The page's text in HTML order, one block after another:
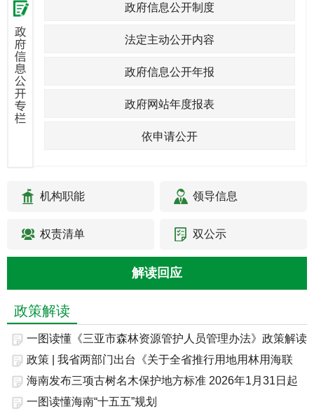
政府信息公开制度
法定主动公开内容
政府信息公开年报
政府网站年度报表
依申请公开
机构职能 领导信息
权责清单 双公示
解读回应
政策解读
一图读懂《三亚市森林资源管护人员管理办法》政策解读
政策 | 我省两部门出台《关于全省推行用地用林用海联
合...
海南发布三项古树名木保护地方标准 2026年1月31日起
实...
一图读懂海南“十五五”规划